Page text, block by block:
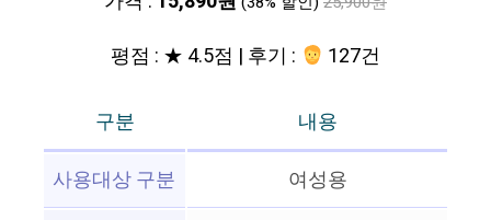
평점 : ★ 4.5점 | 후기 : 127건
구분
내용
사용대상 구분
여성용